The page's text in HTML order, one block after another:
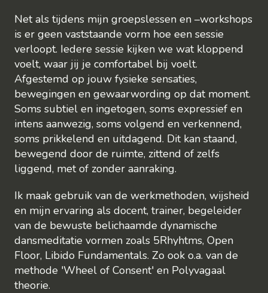
Net als tijdens mijn groepslessen en –workshops
is er geen vaststaande vorm hoe een sessie
verloopt. Iedere sessie kijken we wat kloppend
voelt, waar jij je comfortabel bij voelt.
Afgestemd op jouw fysieke sensaties,
bewegingen en gewaarwording op dat moment.
Soms subtiel en ingetogen, soms expressief en
intens aanwezig, soms volgend en verkennend,
soms prikkelend en uitdagend. Dit kan staand,
bewegend door de ruimte, zittend of zelfs
liggend, met of zonder aanraking.
Ik maak gebruik van de werkmethoden, wijsheid
en mijn ervaring als docent, trainer, begeleider
van de bewuste belichaamde dynamische
dansmeditatie vormen zoals 5Rhyhtms, Open
Floor, Libido Fundamentals. Zo ook o.a. van de
methode 'Wheel of Consent' en Polyvagaal
theorie.